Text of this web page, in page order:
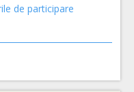
de participare